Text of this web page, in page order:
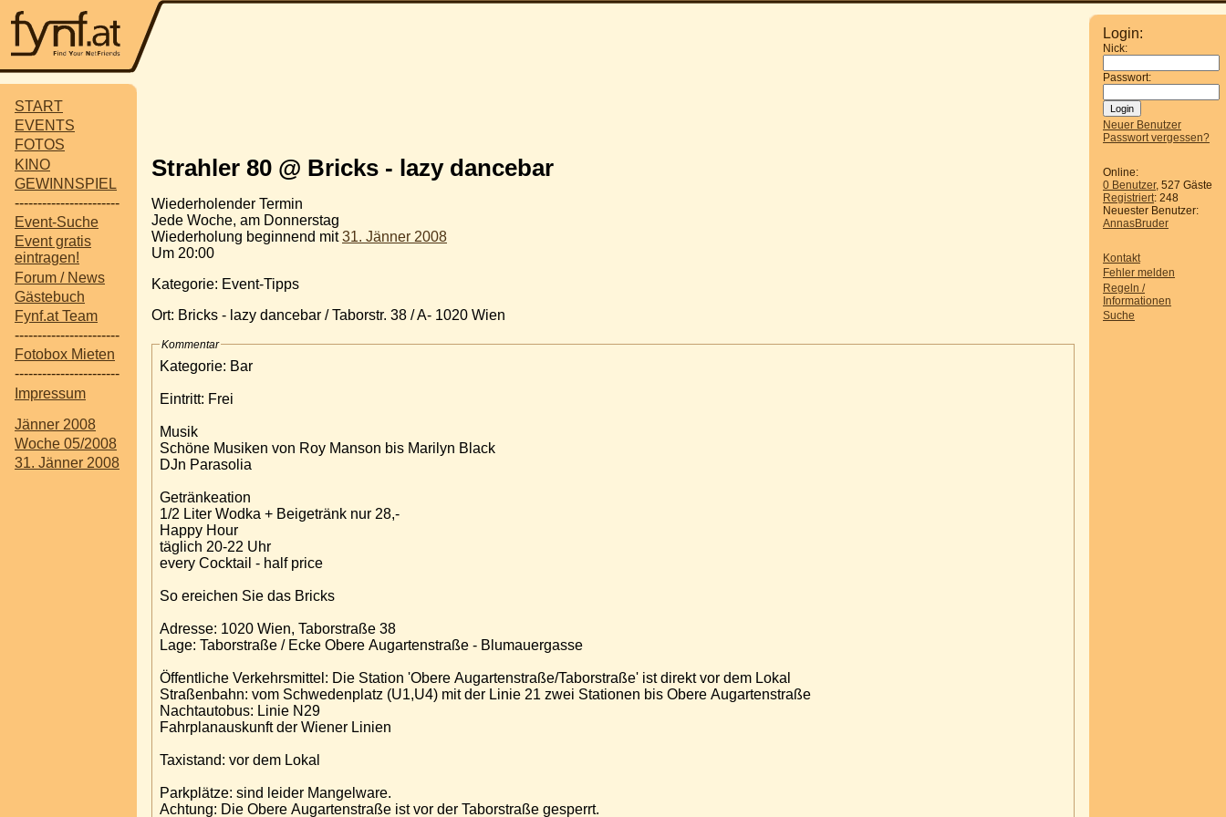
START
EVENTS
FOTOS
KINO
GEWINNSPIEL
-----------------------
Event-Suche
Event gratis
eintragen!
Forum / News
Gästebuch
Fynf.at Team
-----------------------
Fotobox Mieten
-----------------------
Impressum
Jänner 2008
Woche 05/2008
31. Jänner 2008
Login:
Nick:
Passwort:
Neuer Benutzer
Passwort vergessen?
Online:
0 Benutzer, 527 Gäste
Registriert: 248
Neuester Benutzer:
AnnasBruder
Kontakt
Fehler melden
Regeln /
Informationen
Suche
Strahler 80 @ Bricks - lazy dancebar
Wiederholender Termin
Jede Woche, am Donnerstag
Wiederholung beginnend mit31. Jänner 2008
Um 20:00
Kategorie: Event-Tipps
Ort: Bricks - lazy dancebar / Taborstr. 38 / A- 1020 Wien
Kommentar
Kategorie: Bar
Eintritt: Frei
Musik
Schöne Musiken von Roy Manson bis Marilyn Black
DJn Parasolia
Getränkeation
1/2 Liter Wodka + Beigetränk nur 28,-
Happy Hour
täglich 20-22 Uhr
every Cocktail - half price
So ereichen Sie das Bricks
Adresse: 1020 Wien, Taborstraße 38
Lage: Taborstraße / Ecke Obere Augartenstraße - Blumauergasse
Öffentliche Verkehrsmittel: Die Station 'Obere Augartenstraße/Taborstraße' ist direkt vor dem Lokal
Straßenbahn: vom Schwedenplatz (U1,U4) mit der Linie 21 zwei Stationen bis Obere Augartenstraße
Nachtautobus: Linie N29
Fahrplanauskunft der Wiener Linien
Taxistand: vor dem Lokal
Parkplätze: sind leider Mangelware.
Achtung: Die Obere Augartenstraße ist vor der Taborstraße gesperrt.